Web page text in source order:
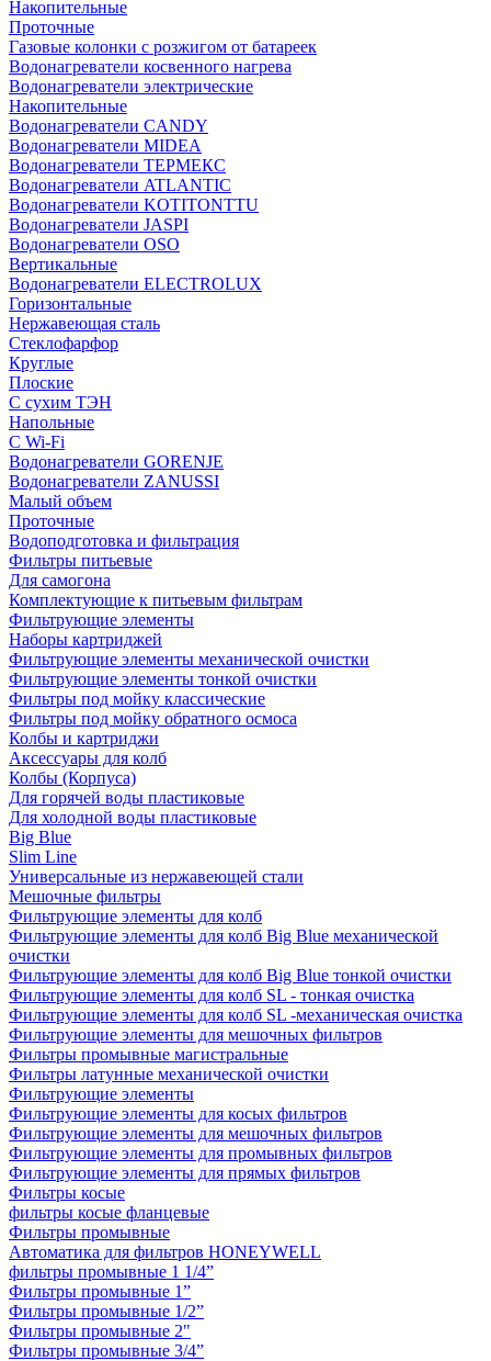
Накопительные
Проточные
Газовые колонки с розжигом от батареек
Водонагреватели косвенного нагрева
Водонагреватели электрические
Накопительные
Водонагреватели CANDY
Водонагреватели MIDEA
Водонагреватели ТЕРМЕКС
Водонагреватели ATLANTIC
Водонагреватели KOTITONTTU
Водонагреватели JASPI
Водонагреватели OSO
Вертикальные
Водонагреватели ELECTROLUX
Горизонтальные
Нержавеющая сталь
Стеклофарфор
Круглые
Плоские
С сухим ТЭН
Напольные
С Wi-Fi
Водонагреватели GORENJE
Водонагреватели ZANUSSI
Малый объем
Проточные
Водоподготовка и фильтрация
Фильтры питьевые
Для самогона
Комплектующие к питьевым фильтрам
Фильтрующие элементы
Наборы картриджей
Фильтрующие элементы механической очистки
Фильтрующие элементы тонкой очистки
Фильтры под мойку классические
Фильтры под мойку обратного осмоса
Колбы и картриджи
Аксессуары для колб
Колбы (Корпуса)
Для горячей воды пластиковые
Для холодной воды пластиковые
Big Blue
Slim Line
Универсальные из нержавеющей стали
Мешочные фильтры
Фильтрующие элементы для колб
Фильтрующие элементы для колб Big Blue механической
очистки
Фильтрующие элементы для колб Big Blue тонкой очистки
Фильтрующие элементы для колб SL - тонкая очистка
Фильтрующие элементы для колб SL -механическая очистка
Фильтрующие элементы для мешочных фильтров
Фильтры промывные магистральные
Фильтры латунные механической очистки
Фильтрующие элементы
Фильтрующие элементы для косых фильтров
Фильтрующие элементы для мешочных фильтров
Фильтрующие элементы для промывных фильтров
Фильтрующие элементы для прямых фильтров
Фильтры косые
фильтры косые фланцевые
Фильтры промывные
Автоматика для фильтров HONEYWELL
фильтры промывные 1 1/4”
Фильтры промывные 1”
Фильтры промывные 1/2”
Фильтры промывные 2"
Фильтры промывные 3/4”